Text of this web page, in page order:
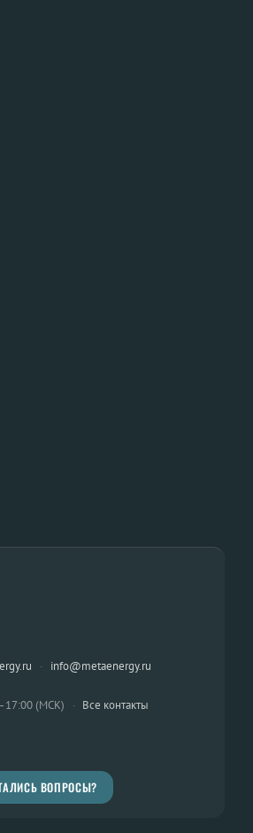
· info@metaenergy.ru
(МСК) · Все контакты
ВОПРОСЫ?